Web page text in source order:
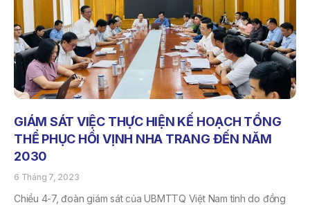
GIÁM SÁT VIỆC THỰC HIỆN KẾ HOẠCH TỔNG
THỂ PHỤC HỒI VỊNH NHA TRANG ĐẾN NĂM
2030
6 Tháng 7, 2023
Chiều 4-7, đoàn giám sát của UBMTTQ Việt Nam tỉnh do đồng